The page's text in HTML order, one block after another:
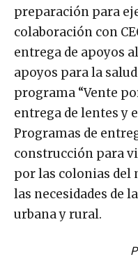
preparación para
colaboración con
entrega de apoyos
apoyos para la
programa “Vente
entrega de lentes y
Programas de
construcción para
por las colonias
las necesidades de
urbana y rural.